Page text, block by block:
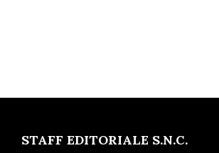
STAFF EDITORIALE S.N.C.